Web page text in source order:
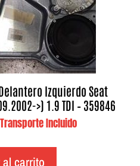
Izquierdo Seat
>) 1.9 TDI – 359846
Incluido
carrito